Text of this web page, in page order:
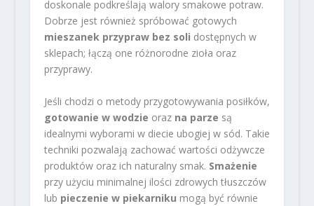
doskonale podkreślają walory smakowe potraw.
Dobrze jest również spróbować gotowych
mieszanek przypraw bez soli dostępnych w
sklepach; łączą one różnorodne zioła oraz
przyprawy.
Jeśli chodzi o metody przygotowywania posiłków,
gotowanie w wodzie oraz na parze są
idealnymi wyborami w diecie ubogiej w sód. Takie
techniki pozwalają zachować wartości odżywcze
produktów oraz ich naturalny smak. Smażenie
przy użyciu minimalnej ilości zdrowych tłuszczów
lub pieczenie w piekarniku mogą być równie